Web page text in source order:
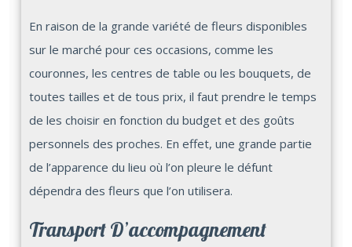
En raison de la grande variété de fleurs disponibles
sur le marché pour ces occasions, comme les
couronnes, les centres de table ou les bouquets, de
toutes tailles et de tous prix, il faut prendre le temps
de les choisir en fonction du budget et des goûts
personnels des proches. En effet, une grande partie
de l’apparence du lieu où l’on pleure le défunt
dépendra des fleurs que l’on utilisera.
Transport D’accompagnement